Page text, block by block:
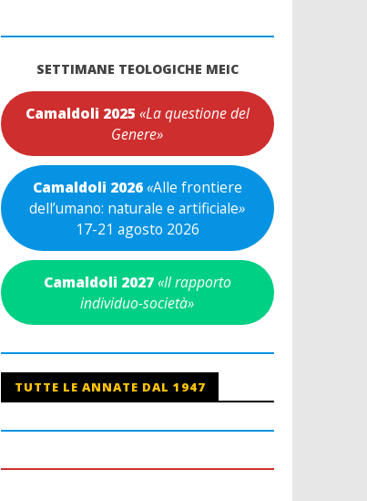
SETTIMANE TEOLOGICHE MEIC
Camaldoli 2025 «La questione del
Genere»
Camaldoli 2026«Alle frontiere
dell’umano: naturale e artificiale»
17-21 agosto 2026
Camaldoli 2027 «Il rapporto
individuo-società»
TUTTE LE ANNATE DAL 1947